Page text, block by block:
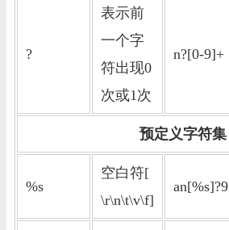
?
表示前
一个字
符出现0
次或1次
n?[0-9]+
预定义字符集
%s
空白符[
\r\n\t\v\f]
an[%s]?9